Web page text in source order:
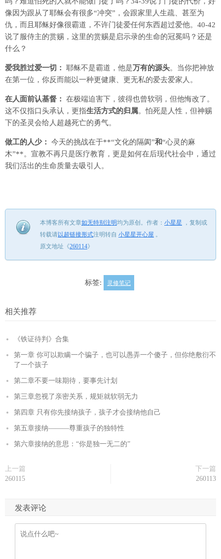
像因为跟从了耶稣会有很多“冲突”，会跟家里人生疏、甚至为
仇，而且耶稣好像很霸道，不许门徒爱任何东西超过爱他。40-42
说了服侍主的赏赐，这里的赏赐是启示录的生命的冠冕吗？还是
什么？
爱我胜过爱一切： 耶稣不是霸道，他是万有的源头。当你把神放
在第一位，你反而能以一种更健康、更无私的爱去爱家人。
在人面前认基督：
在极端迫害下，彼得也曾软弱，但他悔改了。
这不仅指口头承认，更指生活方式的归属。怕死是人性，但神赐
下的圣灵会给人超越死亡的勇气。
做工的人少： 今天的挑战在于**“文化的隔阂”和“心灵的麻
木”**。宣教不再只是医疗教育，更是如何在后现代社会中，通过
我们活出的生命质量去吸引人。
本博客所有文章如无特别注明均为原创。 作者： 小星星 ， 复制或
转载请以超链接形式注明转自 小星星开心屋 。
原文地址《260114》
标签: 灵修笔记
相关推荐
《铁证待判》合集
第一章 你可以欺瞒一个骗子，也可以愚弄一个傻子，但你绝敷衍不
了一个孩子
第二章不要一味期待，要事先计划
第三章忽视了亲密关系，规矩就软弱无力
第四章 只有你先接纳孩子，孩子才会接纳他自己
第五章接纳———尊重孩子的独特性
第六章接纳的意思：“你是独一无二的”
上一篇
260115
下一篇
260113
发表评论